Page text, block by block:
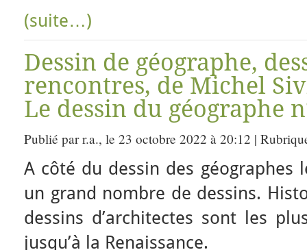
(suite…)
Dessin de géographe,
rencontres, de Michel
Le dessin du géographe
Publié par r.a., le 23 octobre 2022 à 20:12 |
A côté du dessin des géographes
un grand nombre de dessins.
dessins d’architectes sont les
jusqu’à la Renaissance.